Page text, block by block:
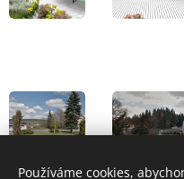
Používáme cookies,